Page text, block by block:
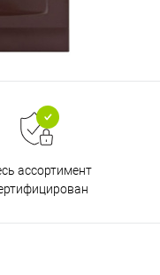
ассортимент